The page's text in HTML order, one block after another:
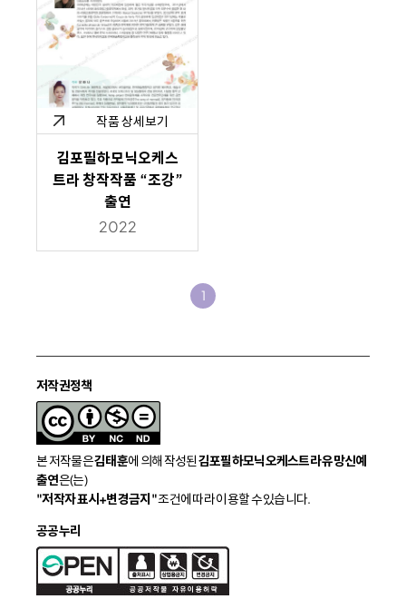
작품 상세보기
김포필하모닉오케스
트라 창작작품 “조강”
출연
2022
1
저작권정책
본 저작물은김태훈에 의해 작성된김포필하모닉오케스트라 유망신예
출연은(는)
"저작자 표시+변경금지"조건에 따라 이용할 수 있습니다.
공공누리